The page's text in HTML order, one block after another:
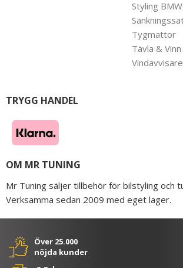
Styling BMW
Tygmattor
Tävla & Vinn
Vindavvisare
TRYGG HANDEL
OM MR TUNING
Mr Tuning säljer tillbehör för bilstyling och
Verksamma sedan 2009 med eget lager.
Över 25.000
nöjda kunder